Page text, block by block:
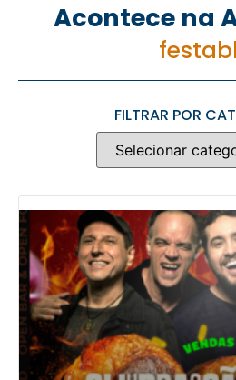
Acontece na
FILTRAR POR